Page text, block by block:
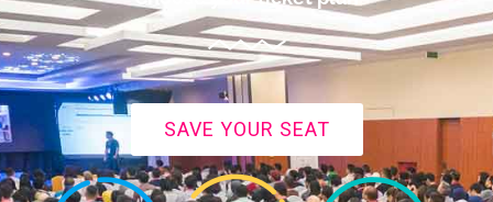
SAVE YOUR SEAT